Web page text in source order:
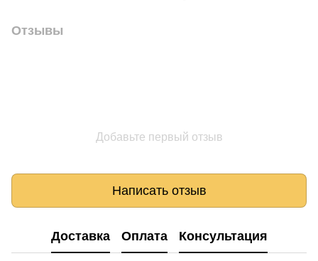
Отзывы
Добавьте первый отзыв
Написать отзыв
Доставка Оплата Консультация